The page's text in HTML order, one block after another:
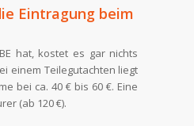
Eintragung beim
hat, kostet es gar nichts
einem Teilegutachten liegt
bei ca. 40 € bis 60 €. Eine
(ab 120 €).